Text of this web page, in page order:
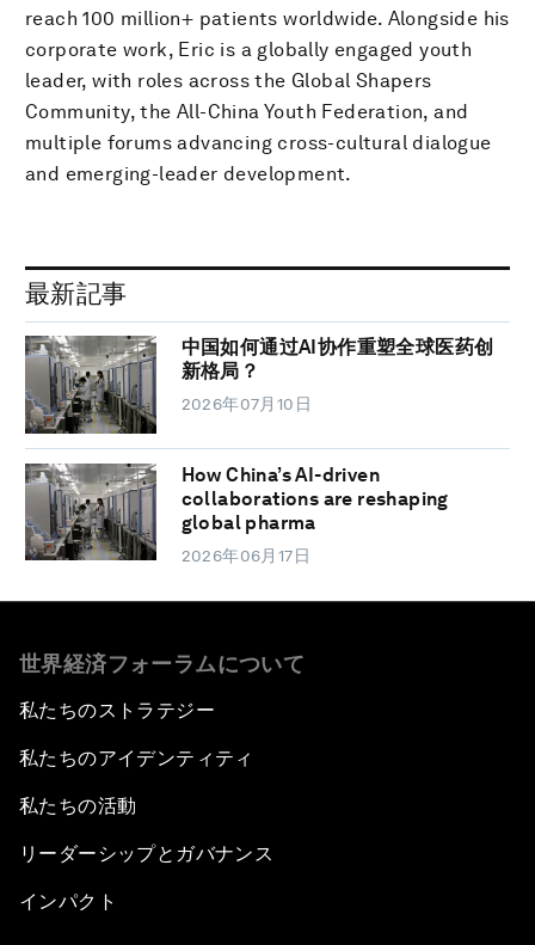
reach 100 million+ patients worldwide. Alongside his
corporate work, Eric is a globally engaged youth
leader, with roles across the Global Shapers
Community, the All-China Youth Federation, and
multiple forums advancing cross-cultural dialogue
and emerging-leader development.
最新記事
中国如何通过AI协作重塑全球医药创
新格局？
2026年07月10日
How China’s AI-driven
collaborations are reshaping
global pharma
2026年06月17日
世界経済フォーラムについて
私たちのストラテジー
私たちのアイデンティティ
私たちの活動
リーダーシップとガバナンス
インパクト